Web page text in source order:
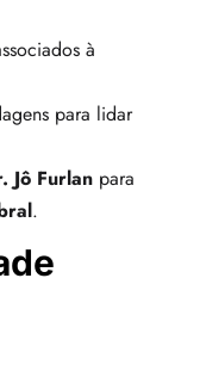
à
para lidar
Jô Furlan para
.